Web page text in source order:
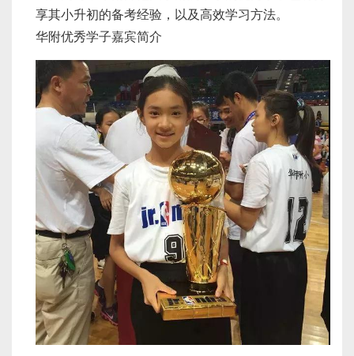
享其小升初的备考经验，以及高效学习方法。
华附优秀学子嘉宾简介